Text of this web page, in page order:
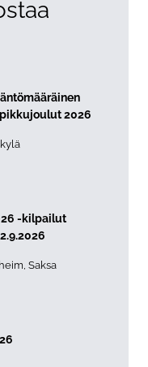
event "
2026
event "
-kilpailut
Saksa
event "